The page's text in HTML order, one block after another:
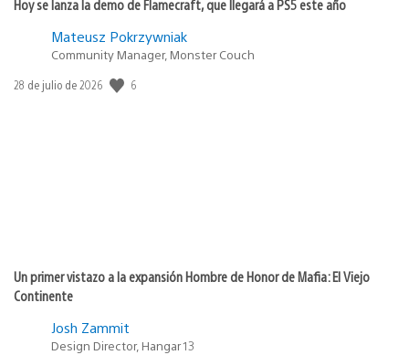
Hoy se lanza la demo de Flamecraft, que llegará a PS5 este año
Mateusz Pokrzywniak
Community Manager, Monster Couch
Fecha
28 de julio de 2026 6
Un primer vistazo a la expansión Hombre de Honor de Mafia: El Viejo
Continente
Josh Zammit
Design Director, Hangar 13